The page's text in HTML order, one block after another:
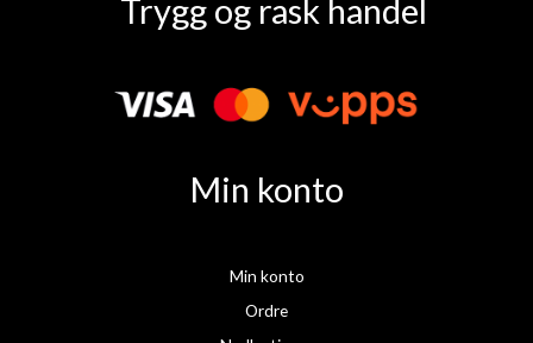
c
b
o
s
g
m
Trygg og rask handel
Min konto
Min konto
Ordre